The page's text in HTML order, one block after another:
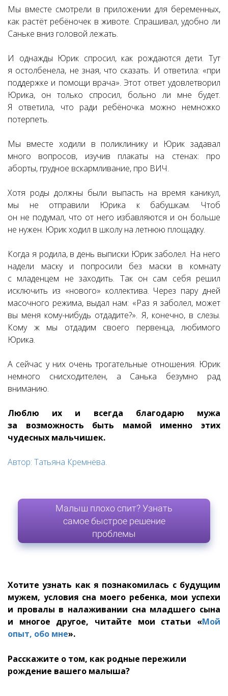
Мы вместе смотрели в приложении для беременных,
как растёт ребёночек в животе. Спрашивал, удобно ли
Саньке вниз головой лежать.
И однажды Юрик спросил, как рождаются дети. Тут
я остолбенела, не зная, что сказать. И ответила: «при
поддержке и помощи врача». Этот ответ удовлетворил
Юрика, он только спросил, больно ли мне будет.
Я ответила, что ради ребёночка можно немножко
потерпеть.
Мы вместе ходили в поликлинику и Юрик задавал
много вопросов, изучив плакаты на стенах: про
аборты, грудное вскармливание, про ВИЧ.
Хотя роды должны были выпасть на время каникул,
мы не отправили Юрика к бабушкам. Чтоб
он не подумал, что от него избавляются и он больше
не нужен. Юрик ходил в школу на летнюю площадку.
Когда я родила, в день выписки Юрик заболел. На него
надели маску и попросили без маски в комнату
с младенцем не заходить. Так он сам себя решил
исключить из «нового» коллектива. Через пару дней
масочного режима, выдал нам: «Раз я заболел, может
вы меня кому-нибудь отдадите?». Я, конечно, в слезы.
Кому ж мы отдадим своего первенца, любимого
Юрика.
А сейчас у них очень трогательные отношения. Юрик
немного снисходителен, а Санька безумно рад
вниманию.
Люблю их и всегда благодарю мужа
за возможность быть мамой именно этих
чудесных мальчишек.
Автор: Татьяна Кремнёва.
Малыш плохо спит? Узнать
самое быстрое решение
проблемы
Хотите узнать как я познакомилась с будущим
мужем, условия сна моего ребенка, мои успехи
и провалы в налаживании сна младшего сына
и многое другое, читайте мои статьи «Мой
опыт, обо мне».
Расскажите о том, как родные пережили
рождение вашего малыша?